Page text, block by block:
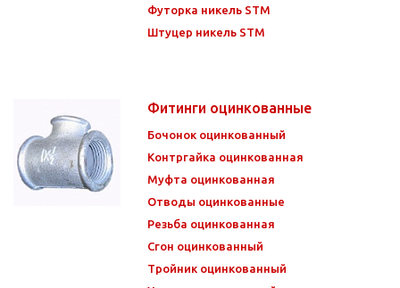
Футорка никель STM
Штуцер никель STM
Фитинги оцинкованные
Бочонок оцинкованный
Контргайка оцинкованная
Муфта оцинкованная
Отводы оцинкованные
Резьба оцинкованная
Сгон оцинкованный
Тройник оцинкованный